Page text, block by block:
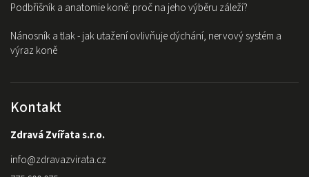
Podbřišník a anatomie koně: proč na jeho výběru záleží?
Nánosník a tlak - jak utažení ovlivňuje dýchání, nervový systém a
výraz koně
Kontakt
Zdravá Zvířata s.r.o.
info@zdravazvirata.cz